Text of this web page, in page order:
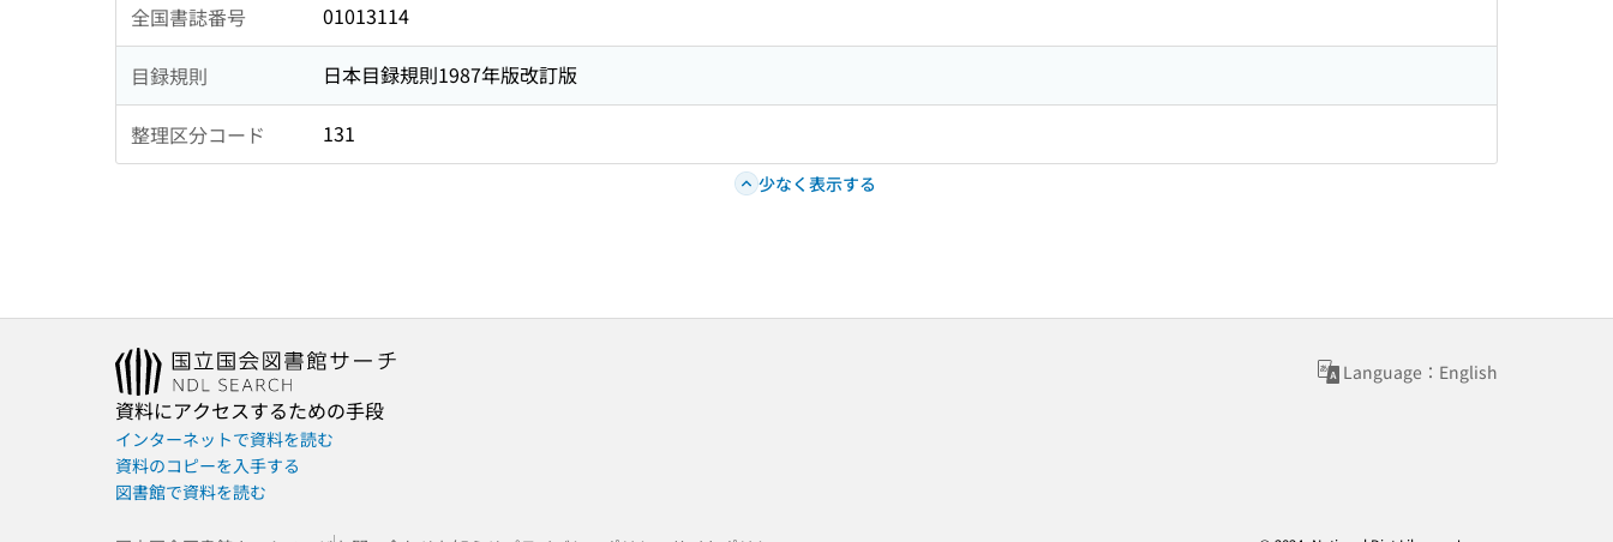
全国書誌番号 01013114
目録規則 日本目録規則1987年版改訂版
整理区分コード 131
少なく表示する
Language：English
資料にアクセスするための手段
インターネットで資料を読む
資料のコピーを入手する
図書館で資料を読む